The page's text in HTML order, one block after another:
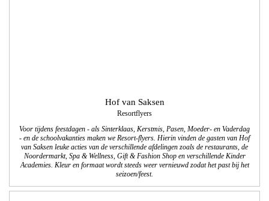
Hof van Saksen
Resortflyers
Voor tijdens feestdagen - als Sinterklaas, Kerstmis, Pasen, Moeder- en Vaderdag
- en de schoolvakanties maken we Resort-flyers. Hierin vinden de gasten van Hof
van Saksen leuke acties van de verschillende afdelingen zoals de restaurants, de
Noordermarkt, Spa & Wellness, Gift & Fashion Shop en verschillende Kinder
Academies. Kleur en formaat wordt steeds weer vernieuwd zodat het past bij het
seizoen/feest.